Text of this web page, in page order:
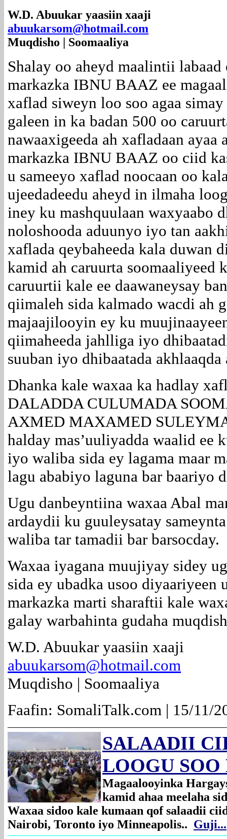
W.D. Abuukar yaasiin xaaji
abuukarsom@hotmail.com
Muqdisho | Soomaaliya
Shalay oo aheyd maalintii
markazka IBNU BAAZ ee
xaflad siweyn loo soo agaa
galeen in ka badan 500 oo
nawaaxigeeda ah xafladaan
markazka IBNU BAAZ oo ciid
u sameeyo xaflad noocaan oo
ujeedadeedu aheyd in ilmaha
iney ku mashquulaan waxyaabo
noloshooda aduunyo iyo tan
xaflada qeybaheeda kala duwan
kamid ah caruurta soomaaliyeed
caruurtii kale ee daawaneysay
qiimaleh sida kalmado wacdi ah
majaajilooyin ey ku
qiimaheeda jahlliga iyo
suuban iyo dhibaatada akhlaaqda
Dhanka kale waxaa ka hadlay
DALADDA CULUMADA
AXMED MAXAMED
halday mas’uuliyadda waalid ee
iyo waliba sida ey lagama maar
lagu ababiyo laguna bar baariyo
Ugu danbeyntiina waxaa Abal
ardaydii ku guuleysatay
waliba tar tamadii bar barsocday.
Waxaa iyagana muujiyay sidey
sida ey ubadka usoo diyaariyeen
markazka marti sharaftii kale
galay warbahinta gudaha
W.D. Abuukar yaasiin xaaji
abuukarsom@hotmail.com
Muqdisho | Soomaaliya
Faafin: SomaliTalk.com | 15/11/
SALAADII
LOOGU SOO
Magaalooyinka
kamid ahaa meelaha
Waxaa sidoo kale kumaan qof salaadii
Nairobi, Toronto iyo Minneapolis.. Guji...